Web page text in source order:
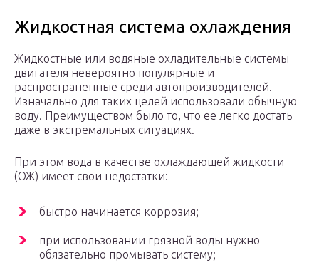
Жидкостная система охлаждения
Жидкостные или водяные охладительные системы
двигателя невероятно популярные и
распространенные среди автопроизводителей.
Изначально для таких целей использовали обычную
воду. Преимуществом было то, что ее легко достать
даже в экстремальных ситуациях.
При этом вода в качестве охлаждающей жидкости
(ОЖ) имеет свои недостатки:
быстро начинается коррозия;
при использовании грязной воды нужно
обязательно промывать систему;